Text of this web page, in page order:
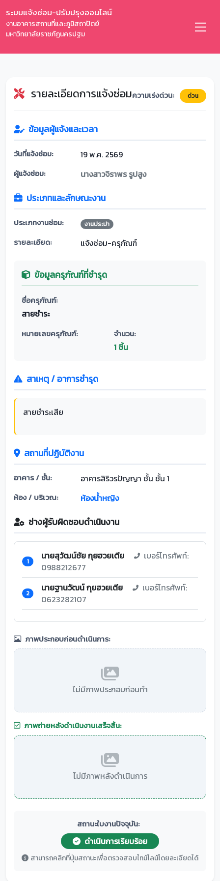
ระบบแจ้งซ่อม-ปรับปรุงออนไลน์
งานอาคารสถานที่และภูมิสถาปัตย์
มหาวิทยาลัยราชภัฏนครปฐม
รายละเอียดการแจ้งซ่อมความเร่งด่วน: ด่วน
ข้อมูลผู้แจ้งและเวลา
วันที่แจ้งซ่อม: 19 พ.ค. 2569
ผู้แจ้งซ่อม: นางสาวจิราพร รูปสูง
ประเภทและลักษณะงาน
ประเภทงานซ่อม: งานประปา
รายละเอียด: แจ้งซ่อม-ครุภัณฑ์
ข้อมูลครุภัณฑ์ที่ชำรุด
ชื่อครุภัณฑ์:
สายชำระ
หมายเลขครุภัณฑ์: จำนวน:
1 ชิ้น
สาเหตุ / อาการชำรุด
สายชำระเสีย
สถานที่ปฏิบัติงาน
อาคาร / ชั้น: อาคารสิริวรปัญญา ชั้น ชั้น 1
ห้อง / บริเวณ: ห้องน้ำหญิง
ช่างผู้รับผิดชอบดำเนินงาน
1 นายสุวัฒน์ชัย กุยฮวยเตีย
เบอร์โทรศัพท์:
0988212677
2 นายฐานวัฒน์ กุยฮวยเตีย
เบอร์โทรศัพท์:
0623282107
ภาพประกอบก่อนดำเนินการ:
ไม่มีภาพประกอบก่อนทำ
ภาพถ่ายหลังดำเนินงานเสร็จสิ้น:
ไม่มีภาพหลังดำเนินการ
สถานะใบงานปัจจุบัน:
ดำเนินการเรียบร้อย
สามารถคลิกที่ปุ่มสถานะเพื่อตรวจสอบไทม์ไลน์โดยละเอียดได้